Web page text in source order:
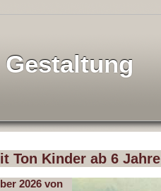
Ton Kinder ab 6 Jahre
2026 von